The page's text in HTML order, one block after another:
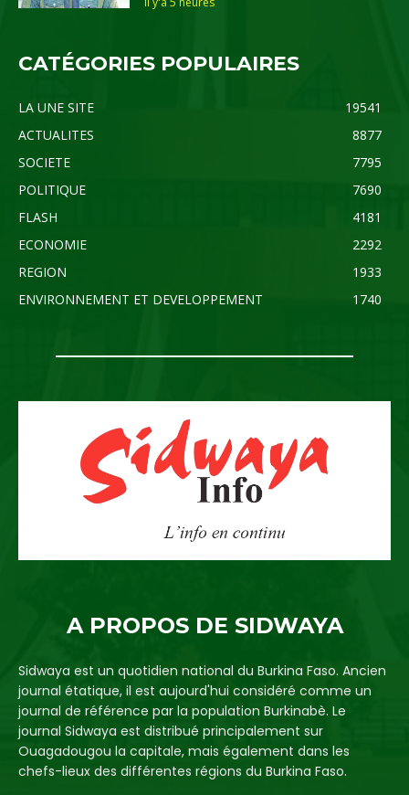
CATÉGORIES POPULAIRES
LA UNE SITE
19541
ACTUALITES
8877
SOCIETE
7795
POLITIQUE
7690
FLASH
4181
ECONOMIE
2292
REGION
1933
ENVIRONNEMENT ET DEVELOPPEMENT
1740
A PROPOS DE SIDWAYA
Sidwaya est un quotidien national du Burkina Faso. Ancien
journal étatique, il est aujourd'hui considéré comme un
journal de référence par la population Burkinabè. Le
journal Sidwaya est distribué principalement sur
Ouagadougou la capitale, mais également dans les
chefs-lieux des différentes régions du Burkina Faso.